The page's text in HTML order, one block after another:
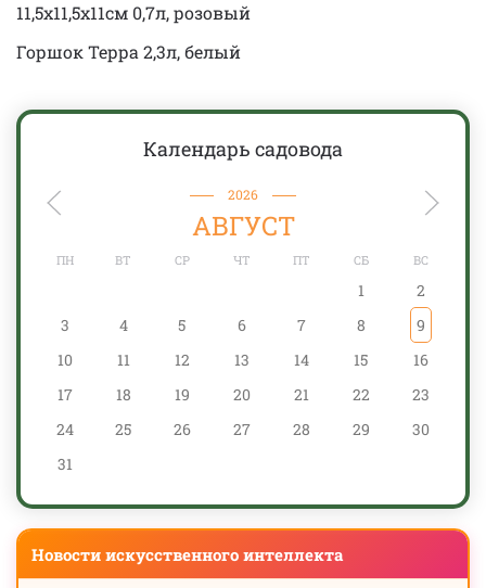
11,5х11,5х11см 0,7л, розовый
Горшок Терра 2,3л, белый
Календарь садовода
2026
АВГУСТ
ПН ВТ СР ЧТ ПТ СБ ВС
1
2
3
4 5 6 7 8
9
10
11 12 13 14 15
16
17
18 19 20 21 22
23
24
25 26 27 28 29
30
31
Новости искусственного интеллекта